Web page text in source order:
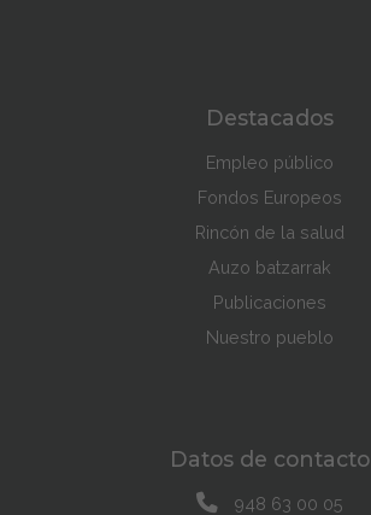
Destacados
Empleo público
Fondos Europeos
Rincón de la salud
Auzo batzarrak
Publicaciones
Nuestro pueblo
Datos de contacto
948 63 00 05